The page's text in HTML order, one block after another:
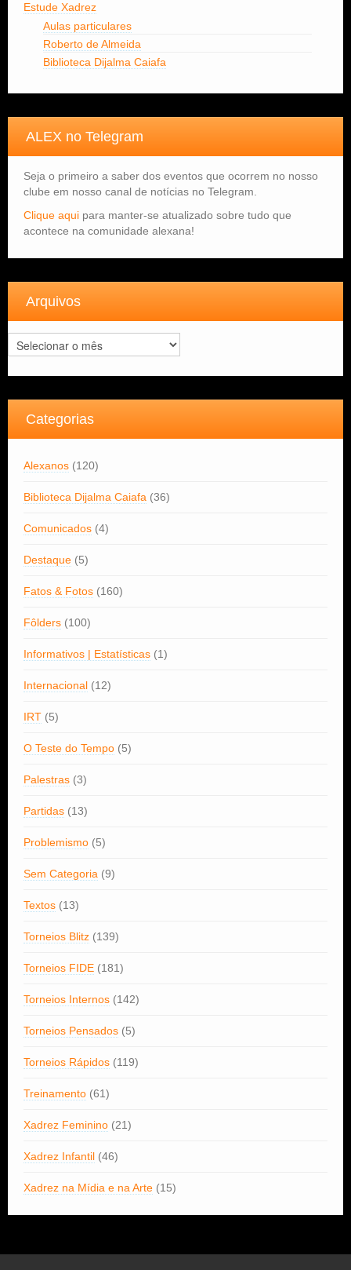
Estude Xadrez
Aulas particulares
Roberto de Almeida
Biblioteca Dijalma Caiafa
ALEX no Telegram
Seja o primeiro a saber dos eventos que ocorrem no nosso
clube em nosso canal de notícias no Telegram.
Clique aqui para manter-se atualizado sobre tudo que
acontece na comunidade alexana!
Arquivos
Arquivos
Categorias
Alexanos (120)
Biblioteca Dijalma Caiafa (36)
Comunicados (4)
Destaque (5)
Fatos & Fotos (160)
Fôlders (100)
Informativos | Estatísticas (1)
Internacional (12)
IRT (5)
O Teste do Tempo (5)
Palestras (3)
Partidas (13)
Problemismo (5)
Sem Categoria (9)
Textos (13)
Torneios Blitz (139)
Torneios FIDE (181)
Torneios Internos (142)
Torneios Pensados (5)
Torneios Rápidos (119)
Treinamento (61)
Xadrez Feminino (21)
Xadrez Infantil (46)
Xadrez na Mídia e na Arte (15)